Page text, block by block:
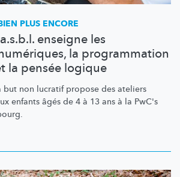
PLUS ENCORE
enseigne les
la programmation
la pensée logique
non lucratif propose des ateliers
enfants âgés de 4 à 13 ans à la PwC's